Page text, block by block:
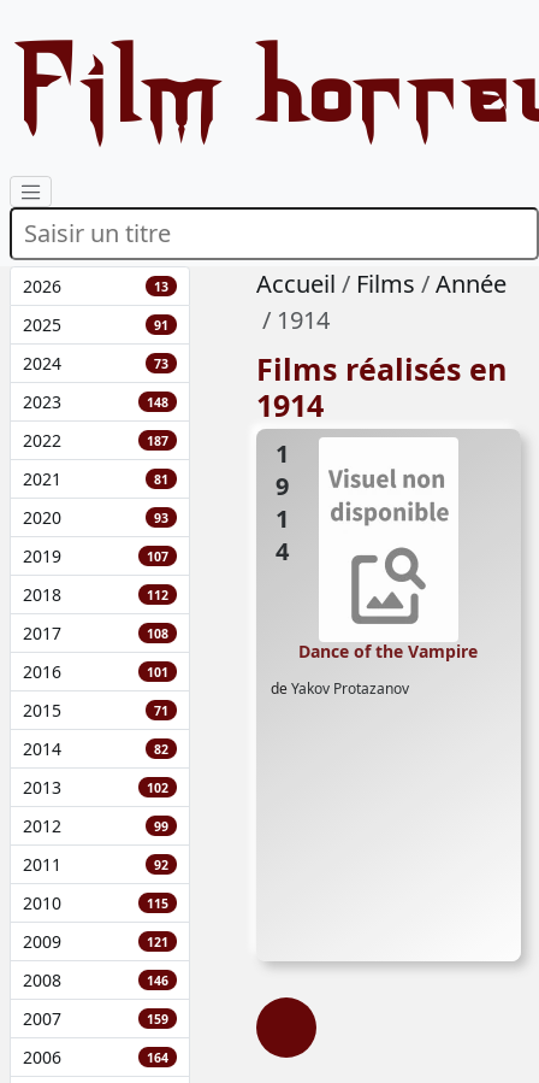
Film
2026 13
2025 91
2024 73
2023 148
2022 187
2021 81
2020 93
2019 107
2018 112
2017 108
2016 101
2015 71
2014 82
2013 102
2012 99
2011 92
2010 115
2009 121
2008 146
2007 159
2006 164
Accueil Films
Année
1914
Films réalisés en
1914
1914
deYakov Protazanov
Dance of the Vampire